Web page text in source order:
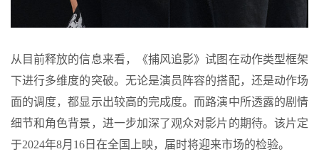
从目前释放的信息来看，《捕风追影》试图在动作类型框架
下进行多维度的突破。无论是演员阵容的搭配，还是动作场
面的调度，都显示出较高的完成度。而路演中所透露的剧情
细节和角色背景，进一步加深了观众对影片的期待。该片定
于2024年8月16日在全国上映，届时将迎来市场的检验。